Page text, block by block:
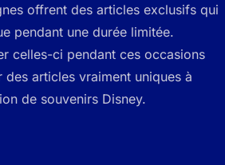
offrent des articles exclusifs qui
pendant une durée limitée.
celles-ci pendant ces occasions
articles vraiment uniques à
de souvenirs Disney.